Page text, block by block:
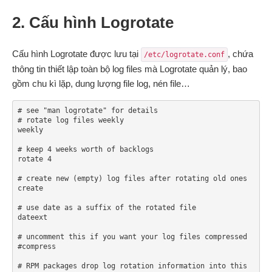
2. Cấu hình Logrotate
Cấu hình Logrotate được lưu tại /etc/logrotate.conf , chứa
thông tin thiết lập toàn bộ log files mà Logrotate quản lý, bao
gồm chu kì lặp, dung lượng file log, nén file…
# see "man logrotate" for details
# rotate log files weekly
weekly
# keep 4 weeks worth of backlogs
rotate 4
# create new (empty) log files after rotating old ones
create
# use date as a suffix of the rotated file
dateext
# uncomment this if you want your log files compressed
#compress
# RPM packages drop log rotation information into this